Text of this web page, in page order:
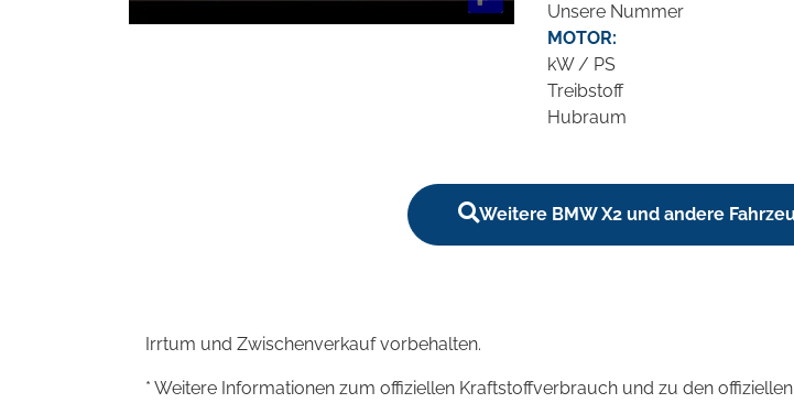
Unsere Nummer
MOTOR:
kW / PS
Treibstoff
Hubraum
Weitere BMW X2 und andere
Irrtum und Zwischenverkauf vorbehalten.
* Weitere Informationen zum offiziellen Kraftstoffverbrauch und zu den